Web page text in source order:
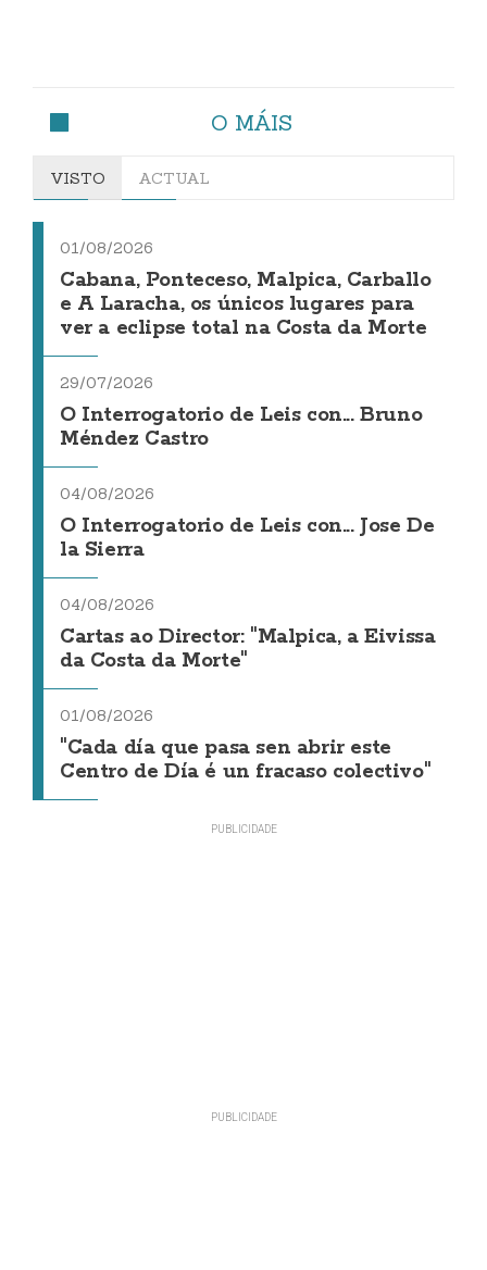
O MÁIS
VISTO ACTUAL
01/08/2026
Cabana, Ponteceso, Malpica, Carballo
e A Laracha, os únicos lugares para
ver a eclipse total na Costa da Morte
29/07/2026
O Interrogatorio de Leis con... Bruno
Méndez Castro
04/08/2026
O Interrogatorio de Leis con... Jose De
la Sierra
04/08/2026
Cartas ao Director: "Malpica, a Eivissa
da Costa da Morte"
01/08/2026
"Cada día que pasa sen abrir este
Centro de Día é un fracaso colectivo"